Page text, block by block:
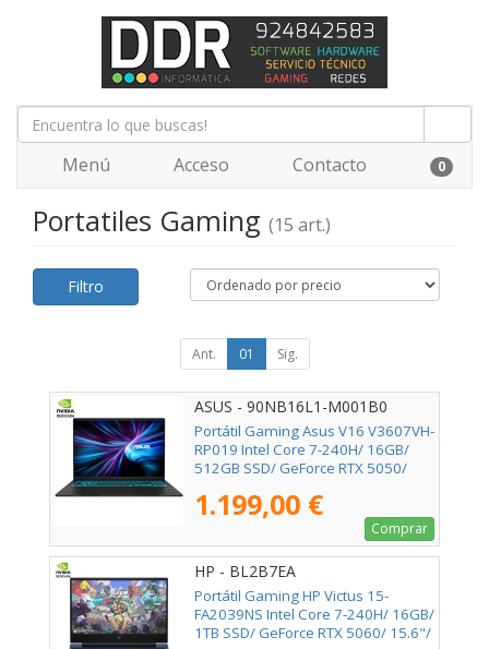
Menú Acceso Contacto 0
Portatiles Gaming (15 art.)
Filtro
Ant. 01 Sig.
ASUS - 90NB16L1-M001B0
Portátil Gaming Asus V16 V3607VH-
RP019 Intel Core 7-240H/ 16GB/
512GB SSD/ GeForce RTX 5050/
1.199,00 €
Comprar
HP - BL2B7EA
Portátil Gaming HP Victus 15-
FA2039NS Intel Core 7-240H/ 16GB/
1TB SSD/ GeForce RTX 5060/ 15.6"/